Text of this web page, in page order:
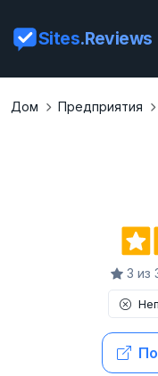
Sites.Reviews
Дом Предприятия
3 из